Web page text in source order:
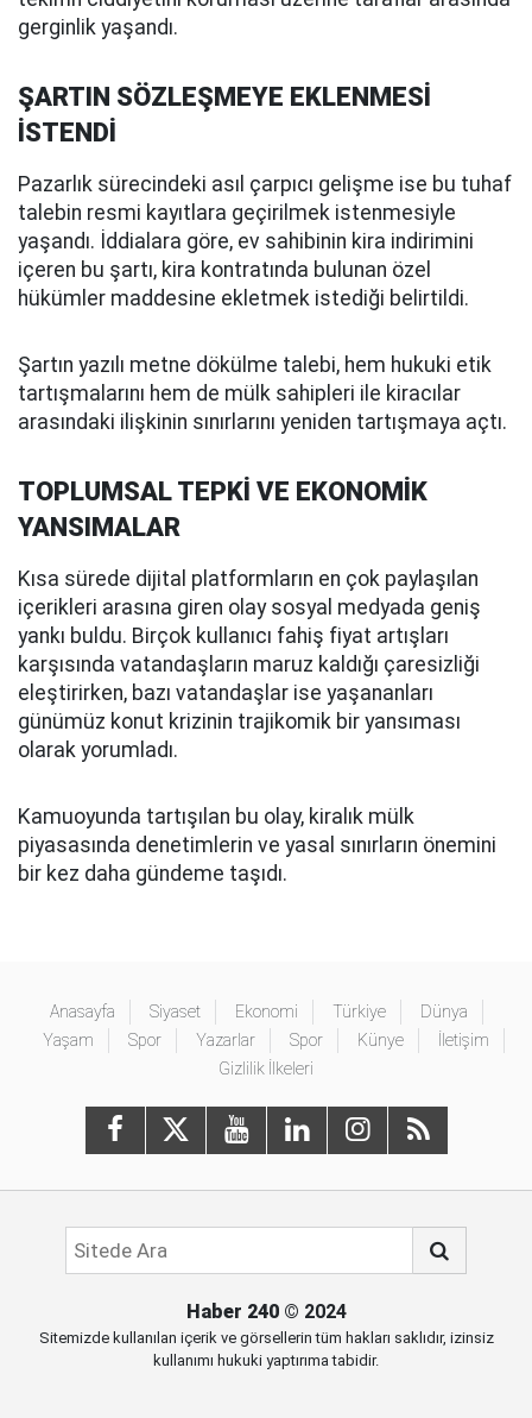
gerginlik yaşandı.
ŞARTIN SÖZLEŞMEYE EKLENMESİ
İSTENDİ
Pazarlık sürecindeki asıl çarpıcı gelişme ise bu tuhaf
talebin resmi kayıtlara geçirilmek istenmesiyle
yaşandı. İddialara göre, ev sahibinin kira indirimini
içeren bu şartı, kira kontratında bulunan özel
hükümler maddesine ekletmek istediği belirtildi.
Şartın yazılı metne dökülme talebi, hem hukuki etik
tartışmalarını hem de mülk sahipleri ile kiracılar
arasındaki ilişkinin sınırlarını yeniden tartışmaya açtı.
TOPLUMSAL TEPKİ VE EKONOMİK
YANSIMALAR
Kısa sürede dijital platformların en çok paylaşılan
içerikleri arasına giren olay sosyal medyada geniş
yankı buldu. Birçok kullanıcı fahiş fiyat artışları
karşısında vatandaşların maruz kaldığı çaresizliği
eleştirirken, bazı vatandaşlar ise yaşananları
günümüz konut krizinin trajikomik bir yansıması
olarak yorumladı.
Kamuoyunda tartışılan bu olay, kiralık mülk
piyasasında denetimlerin ve yasal sınırların önemini
bir kez daha gündeme taşıdı.
Anasayfa Siyaset Ekonomi Türkiye
Dünya
Yaşam
Spor Yazarlar Spor Künye
İletişim
Gizlilik İlkeleri
Haber 240© 2024
Sitemizde kullanılan içerik ve görsellerin tüm hakları saklıdır, izinsiz
kullanımı hukuki yaptırıma tabidir.